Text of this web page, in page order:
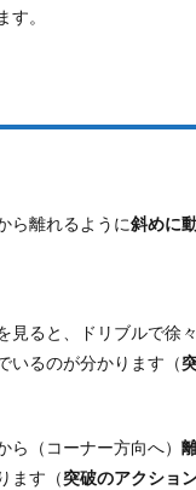
す。
ら離れるように斜めに
見ると、ドリブルで徐
いるのが分かります（
ら（コーナー方向へ）
ます（突破のアクショ